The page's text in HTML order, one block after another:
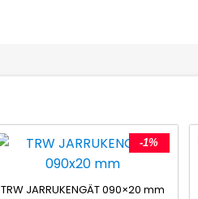
-1%
TRW JARRUKENGÄT 090×20 mm